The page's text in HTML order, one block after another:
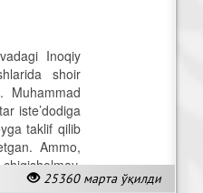
25360 марта ўқилди
Inoqiy
shoir
Muhammad
iste’dodiga
taklif qilib
Ammo,